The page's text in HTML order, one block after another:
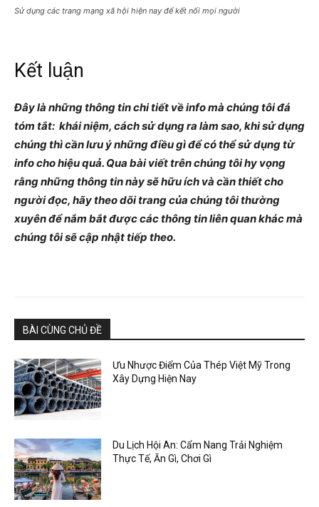
Sử dụng các trang mạng xã hội hiện nay để kết nối mọi người
Kết luận
Đây là những thông tin chi tiết về info mà chúng tôi đá
tóm tắt: khái niệm, cách sử dụng ra làm sao, khi sử dụng
chúng thì cần lưu ý những điều gì để có thể sử dụng từ
info cho hiệu quả. Qua bài viết trên chúng tôi hy vọng
rằng những thông tin này sẽ hữu ích và cần thiết cho
người đọc, hãy theo dõi trang của chúng tôi thường
xuyên để nắm bắt được các thông tin liên quan khác mà
chúng tôi sẽ cập nhật tiếp theo.
BÀI CÙNG CHỦ ĐỀ
Ưu Nhược Điểm Của Thép Việt Mỹ Trong
Xây Dựng Hiện Nay
Du Lịch Hội An: Cẩm Nang Trải Nghiệm
Thực Tế, Ăn Gì, Chơi Gì